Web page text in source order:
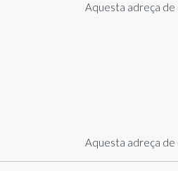
Aquesta adreça de
Aquesta adreça de